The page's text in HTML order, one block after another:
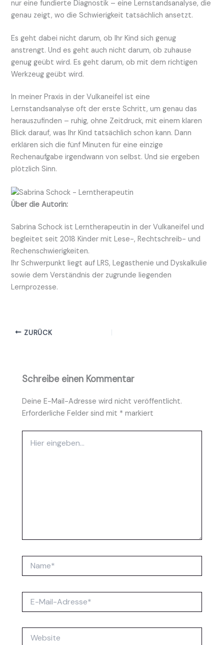
nur eine fundierte Diagnostik – eine Lernstandsanalyse, die
genau zeigt, wo die Schwierigkeit tatsächlich ansetzt.
Es geht dabei nicht darum, ob Ihr Kind sich genug
anstrengt. Und es geht auch nicht darum, ob zuhause
genug geübt wird. Es geht darum, ob mit dem richtigen
Werkzeug geübt wird.
In meiner Praxis in der Vulkaneifel ist eine
Lernstandsanalyse oft der erste Schritt, um genau das
herauszufinden – ruhig, ohne Zeitdruck, mit einem klaren
Blick darauf, was Ihr Kind tatsächlich schon kann. Dann
erklären sich die fünf Minuten für eine einzige
Rechenaufgabe irgendwann von selbst. Und sie ergeben
plötzlich Sinn.
Über die Autorin:
Sabrina Schock ist Lerntherapeutin in der Vulkaneifel und
begleitet seit 2018 Kinder mit Lese-, Rechtschreib- und
Rechenschwierigkeiten.
Ihr Schwerpunkt liegt auf LRS, Legasthenie und Dyskalkulie
sowie dem Verständnis der zugrunde liegenden
Lernprozesse.
ZURÜCK
Schreibe einen Kommentar
Deine E-Mail-Adresse wird nicht veröffentlicht.
Erforderliche Felder sind mit * markiert
eingeben…
Mail-